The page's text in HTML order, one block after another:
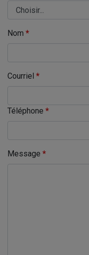
Nom *
Courriel *
Téléphone *
Message *